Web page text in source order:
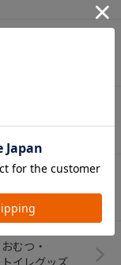
（子守帯）
おむつ・